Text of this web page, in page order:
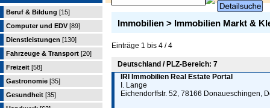
Beruf & Bildung [15]
Computer und EDV [89]
Dienstleistungen [130]
Fahrzeuge & Transport [20]
Freizeit [58]
Gastronomie [35]
Gesundheit [35]
Immobilien > Immobilien Markt &
Einträge 1 bis 4 / 4
Deutschland / PLZ-Bereich: 7
IRI Immobilien Real Estate Portal
I. Lange
Eichendorffstr. 52, 78166 Donaueschingen,